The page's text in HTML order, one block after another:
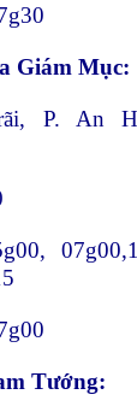
Giám Mục:
P. An
Tướng: